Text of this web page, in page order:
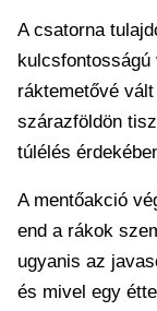
A csatorna
kulcsfontosságú
ráktemetővé
szárazföldön
túlélés
A mentőakció
end a rákok
ugyanis az
és mivel egy